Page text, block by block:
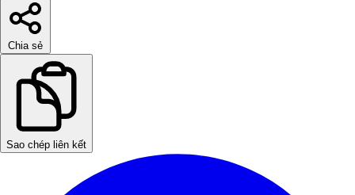
Chia sẻ
Sao chép liên kết